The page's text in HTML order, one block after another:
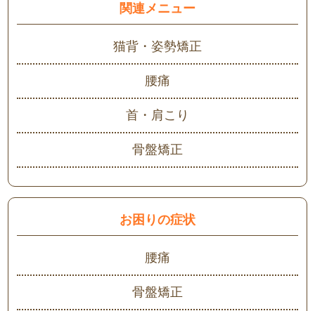
関連メニュー
猫背・姿勢矯正
腰痛
首・肩こり
骨盤矯正
お困りの症状
腰痛
骨盤矯正